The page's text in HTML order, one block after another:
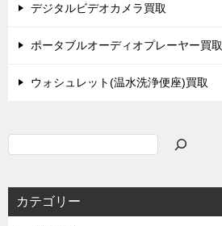
デジタルビデオカメラ買取
ポータブルオーディオプレーヤー買取
ウォシュレット(温水洗浄便座)買取
カテゴリー